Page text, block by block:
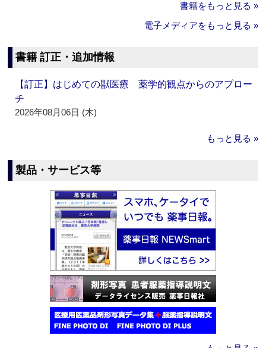
書籍をもっと見る »
電子メディアをもっと見る »
書籍 訂正・追加情報
【訂正】はじめての獣医療 薬学的観点からのアプロー
チ
2026年08月06日 (木)
もっと見る »
製品・サービス等